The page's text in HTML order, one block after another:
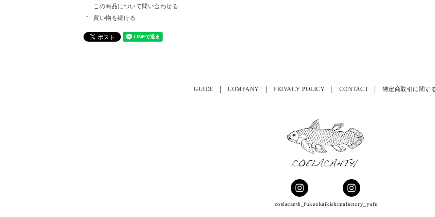
この商品について問い合わせる
買い物を続ける
GUIDE COMPANY PRIVACY POLICY CONTACT 特定商取引に関す
coelacanth_fukuokaikishimafactory_yufu